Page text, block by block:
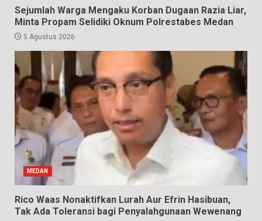
Sejumlah Warga Mengaku Korban Dugaan Razia Liar,
Minta Propam Selidiki Oknum Polrestabes Medan
5 Agustus 2026
MEDAN
Rico Waas Nonaktifkan Lurah Aur Efrin Hasibuan,
Tak Ada Toleransi bagi Penyalahgunaan Wewenang